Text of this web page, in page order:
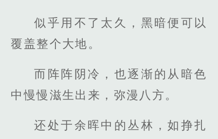
似乎用不了太久，黑暗便可以
覆盖整个大地。
而阵阵阴冷，也逐渐的从暗色
中慢慢滋生出来，弥漫八方。
还处于余晖中的丛林，如挣扎